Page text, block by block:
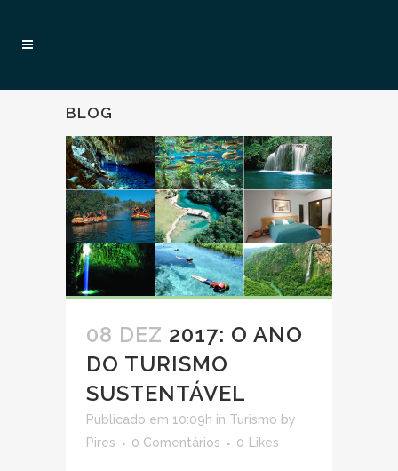
BLOG
08 DEZ 2017: O ANO
DO TURISMO
SUSTENTÁVEL
Publicado em 10:09h in Turismo by
Pires
0 Comentários 0 Likes